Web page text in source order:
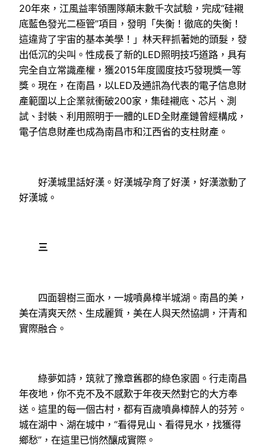
20年來，江風益率領團隊顛末數千次試驗，完成“硅襯
底藍色發光二極管”項目，發明「失衡！徹底的失衡！
這違背了宇宙的基本美學！」林天秤抓著她的頭髮，發
出低沉的尖叫。性成長了新的LED照明技巧道路，具有
完全自立常識產權，獲2015年度國度技巧發現獎一等
獎。現在，在南昌，以LED及通訊為代表的電子信息財
產範圍以上企業就衝破200家，集硅襯底、芯片、測
試、封裝、利用照明于一體的LED全財產鏈曾經構成，
電子信息財產也成為南昌市和江西省的支柱財產。
好漢城里話好漢。好漢城孕育了好漢，好漢激動了
好漢城。
三
四面碧樹三面水，一城噴鼻樟半城湖。南昌的美，
美在清爽天然、生成麗質，美在人與天然協調，汗青和
實際融合。
綠夢如詩，筑就了豫章舊郡的綠色家園。行走南昌
年夜地，你不克不及不感歎于年夜天然對它的大方奉
送。這里的每一個古村，都有百歲噴鼻樟醉人的芬芳。
城在湖中、湖在城中，“看得見山、看得見水，找獲得
鄉愁”，在這里已悄然釀成實際。